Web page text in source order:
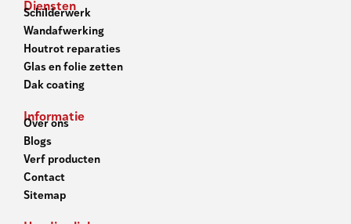
Diensten
Schilderwerk
Wandafwerking
Houtrot reparaties
Glas en folie zetten
Dak coating
Informatie
Over ons
Blogs
Verf producten
Contact
Sitemap